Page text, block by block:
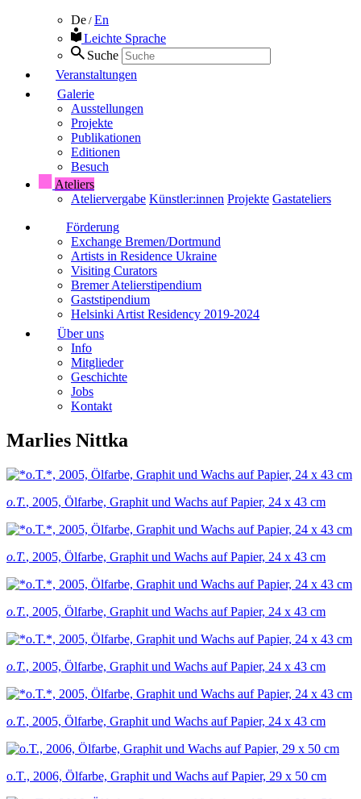
De / En
Leichte Sprache
Suche
Veranstaltungen
Galerie
Ausstellungen
Projekte
Publikationen
Editionen
Besuch
Ateliers
Ateliervergabe Künstler:innen Projekte Gastateliers
Förderung
Exchange Bremen/Dortmund
Artists in Residence Ukraine
Visiting Curators
Bremer Atelierstipendium
Gaststipendium
Helsinki Artist Residency 2019-2024
Über uns
Info
Mitglieder
Geschichte
Jobs
Kontakt
Marlies Nittka
o.T., 2005, Ölfarbe, Graphit und Wachs auf Papier, 24 x 43 cm
o.T., 2005, Ölfarbe, Graphit und Wachs auf Papier, 24 x 43 cm
o.T., 2005, Ölfarbe, Graphit und Wachs auf Papier, 24 x 43 cm
o.T., 2005, Ölfarbe, Graphit und Wachs auf Papier, 24 x 43 cm
o.T., 2005, Ölfarbe, Graphit und Wachs auf Papier, 24 x 43 cm
o.T., 2006, Ölfarbe, Graphit und Wachs auf Papier, 29 x 50 cm